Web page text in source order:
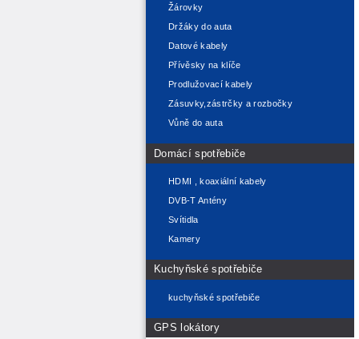
Žárovky
Držáky do auta
Datové kabely
Přívěsky na klíče
Prodlužovací kabely
Zásuvky,zástrčky a rozbočky
Vůně do auta
Domácí spotřebiče
HDMI , koaxiální kabely
DVB-T Antény
Svítidla
Kamery
Kuchyňské spotřebiče
kuchyňské spotřebiče
GPS lokátory